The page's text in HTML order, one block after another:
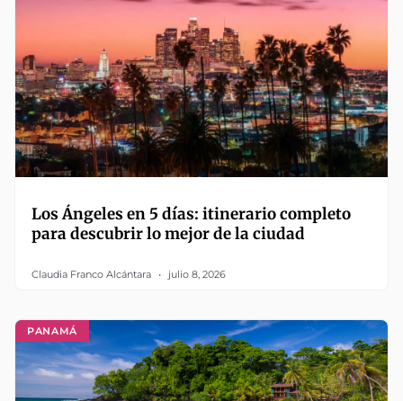
Los Ángeles en 5 días: itinerario completo
para descubrir lo mejor de la ciudad
Claudia Franco Alcántara julio 8, 2026
PANAMÁ